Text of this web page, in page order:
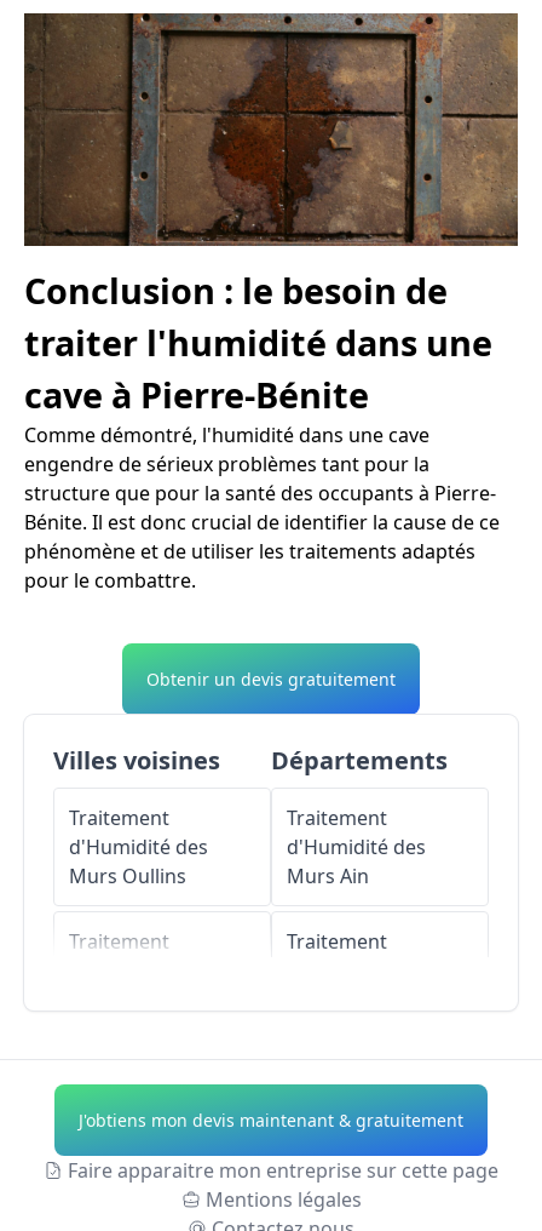
Conclusion : le besoin de
traiter l'humidité dans une
cave à Pierre-Bénite
Comme démontré, l'humidité dans une cave
engendre de sérieux problèmes tant pour la
structure que pour la santé des occupants à Pierre-
Bénite. Il est donc crucial de identifier la cause de ce
phénomène et de utiliser les traitements adaptés
pour le combattre.
Obtenir un devis gratuitement
Villes voisines
Traitement
d'Humidité des
Murs Oullins
Traitement
Traitement
d'Humidité des
MursIrigny
Départements
Traitement
d'Humidité des
Murs Ain
Traitement
Traitement
d'Humidité des
Murs Allier
Traitement
d'Humidité des
J'obtiens mon devis maintenant & gratuitement
Faire apparaitre mon entreprise sur cette page
Mentions légales